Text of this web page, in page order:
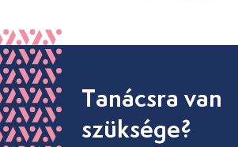
Tanácsra van
szüksége?